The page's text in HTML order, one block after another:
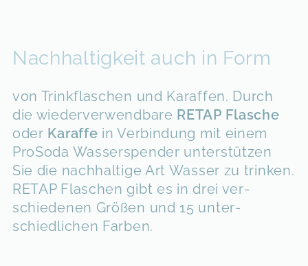
Nachhaltigkeit auch in Form
von Trink­flaschen und Karaffen. Durch
die wieder­­verwend­bare RETAP Flasche
oder Karaffe in Verbindung mit einem
ProSoda Wasser­­spender unter­stützen
Sie die nach­haltige Art Wasser zu trinken.
RETAP Flaschen gibt es in drei ver­
schiedenen Größen und 15 unter­
schiedlichen Farben.